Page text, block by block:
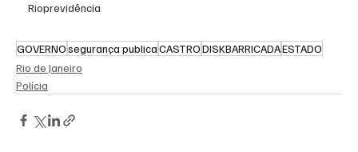
Rioprevidência
GOVERNOsegurança publicaCASTRODISKBARRICADAESTADO
Rio de Janeiro
Polícia